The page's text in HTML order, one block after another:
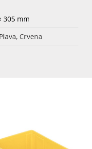
305 mm
Plava, Crvena